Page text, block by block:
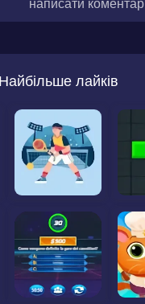
Найбільше лайків